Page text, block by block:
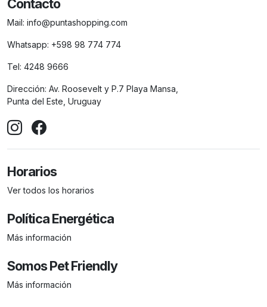
Contacto
Mail: info@puntashopping.com
Whatsapp: +598 98 774 774
Tel: 4248 9666
Dirección: Av. Roosevelt y P.7 Playa Mansa,
Punta del Este, Uruguay
Horarios
Ver todos los horarios
Política Energética
Más información
Somos Pet Friendly
Más información